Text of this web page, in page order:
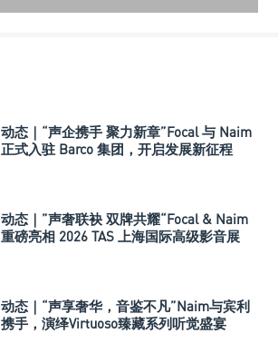
动态｜“声企携手 聚力新章”Focal 与 Naim
正式入驻 Barco 集团，开启发展新征程
动态｜”声奢联袂 双牌共耀“Focal & Naim
重磅亮相 2026 TAS 上海国际高级影音展
动态｜“声享奢华，音鉴不凡”Naim与宾利
携手，演绎Virtuoso臻藏系列听觉盛宴